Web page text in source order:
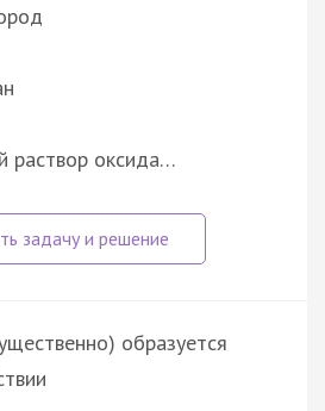
раствор оксида…
образуется